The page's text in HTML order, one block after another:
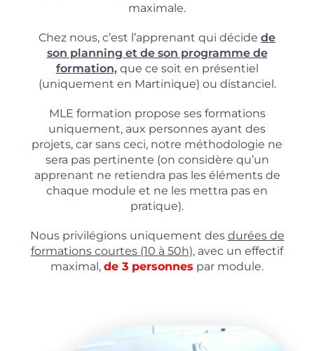
maximale.
Chez nous, c’est l’apprenant qui décide de
son planning et de son programme de
formation,que ce soit en présentiel
(uniquement en Martinique) ou distanciel.
MLE formation propose ses formations
uniquement, aux personnes ayant des
projets, car sans ceci, notre méthodologie ne
sera pas pertinente (on considère qu’un
apprenant ne retiendra pas les éléments de
chaque module et ne les mettra pas en
pratique).
Nous privilégions uniquement des durées de
formations courtes (10 à 50h), avec un effectif
maximal, de 3 personnes par module.